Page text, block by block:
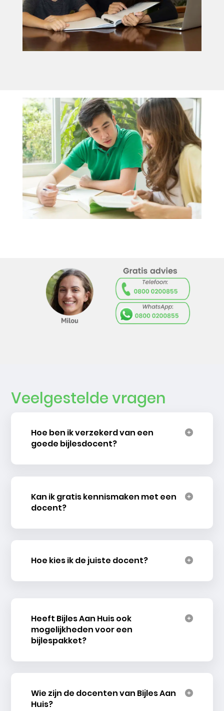
Veelgestelde vragen
Hoe ben ik verzekerd van een
goede bijlesdocent?
Kan ik gratis kennismaken met een
docent?
Hoe kies ik de juiste docent?
Heeft Bijles Aan Huis ook
mogelijkheden voor een
bijlespakket?
Wie zijn de docenten van Bijles Aan
Huis?